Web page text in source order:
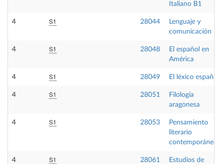
Italiano B1
4 S1 28044
Lenguaje y
comunicación
4 S1 28048
El español en
América
4 S1 28049 El léxico español
4 S1 28051
Filología
aragonesa
4 S1 28053
Pensamiento
literario
contemporáneo
4 S1 28061
Estudios de